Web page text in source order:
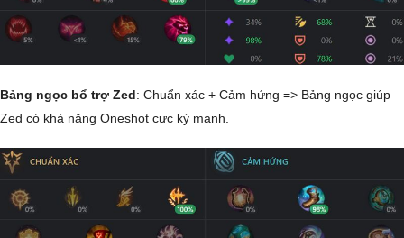
Bảng ngọc bổ trợ Zed: Chuẩn xác + Cảm hứng => Bảng ngọc giúp
Zed có khả năng Oneshot cực kỳ mạnh.